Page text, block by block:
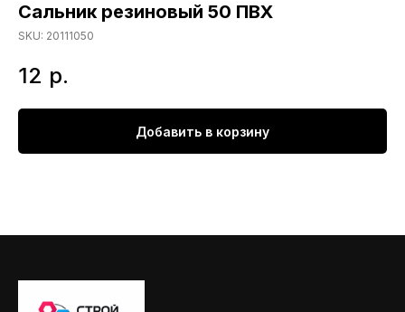
Сальник резиновый 50 ПВХ
SKU: 20111050
12 р.
Добавить в корзину